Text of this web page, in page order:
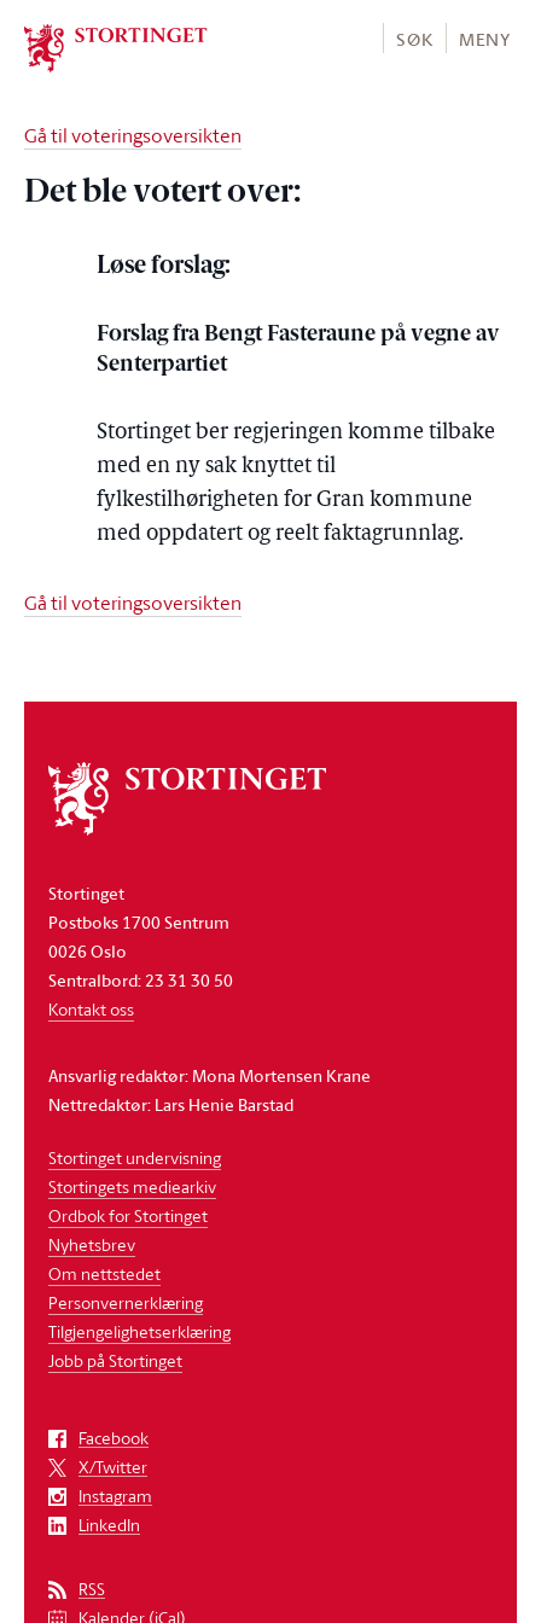
Stortinget.no
SØK MENY
Gå til voteringsoversikten
Det ble votert over:
Løse forslag:
Forslag fra Bengt Fasteraune på vegne av
Senterpartiet
Stortinget ber regjeringen komme tilbake
med en ny sak knyttet til
fylkestilhørigheten for Gran kommune
med oppdatert og reelt faktagrunnlag.
Gå til voteringsoversikten
Om
stortinget
Stortinget
Postboks 1700 Sentrum
0026 Oslo
Sentralbord: 23 31 30 50
Kontakt oss
Ansvarlig redaktør: Mona Mortensen Krane
Nettredaktør: Lars Henie Barstad
Stortinget undervisning
Stortingets mediearkiv
Ordbok for Stortinget
Nyhetsbrev
Om nettstedet
Personvernerklæring
Tilgjengelighetserklæring
Jobb på Stortinget
Facebook
X/Twitter
Instagram
LinkedIn
RSS
Kalender (iCal)